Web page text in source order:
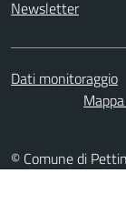
Newsletter
Dati monitoraggio
© Comune di